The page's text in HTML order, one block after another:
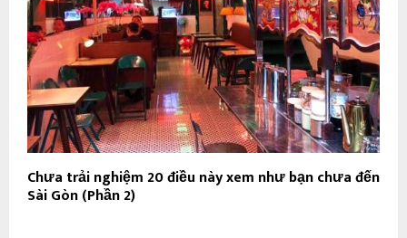
Chưa trải nghiệm 20 điều này xem như bạn chưa đến
Sài Gòn (Phần 2)